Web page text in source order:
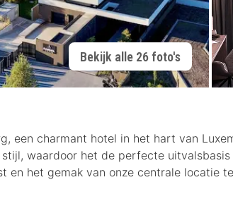
Bekijk alle 26 foto's
een charmant hotel in het hart van
waardoor het de perfecte
en het gemak van onze centrale locatie